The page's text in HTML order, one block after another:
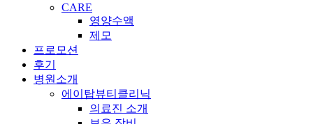
CARE
영양수액
제모
프로모션
후기
병원소개
에이탑뷰티클리닉
의료진 소개